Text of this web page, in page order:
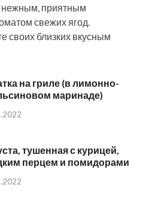
нежным, приятным
свежих ягод.
своих близких вкусным
на гриле (в лимонно-
маринаде)
тушенная с курицей,
перцем и помидорами